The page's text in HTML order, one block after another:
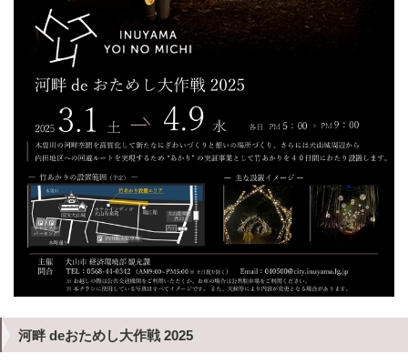
河畔 deおためし大作戦 2025